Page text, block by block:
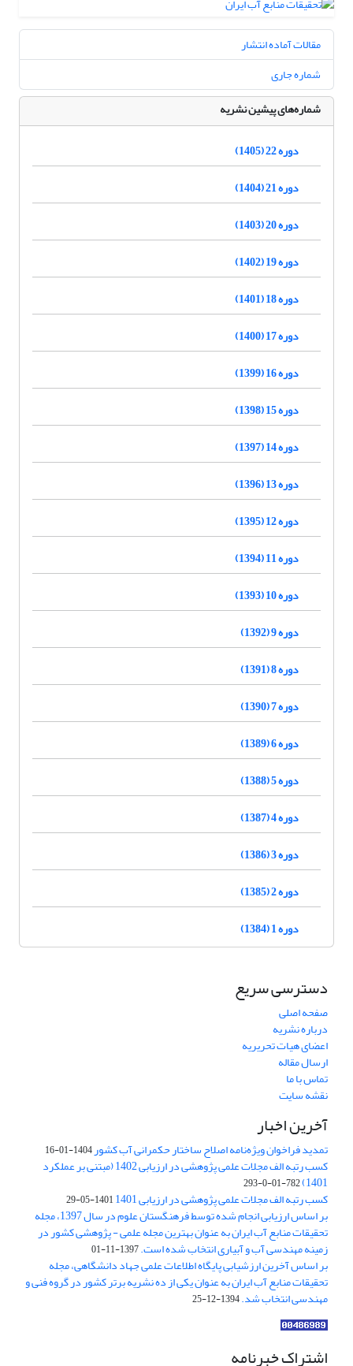
مقالات آماده انتشار
شماره جاری
شماره‌های پیشین نشریه
دوره 22 (1405)
دوره 21 (1404)
دوره 20 (1403)
دوره 19 (1402)
دوره 18 (1401)
دوره 17 (1400)
دوره 16 (1399)
دوره 15 (1398)
دوره 14 (1397)
دوره 13 (1396)
دوره 12 (1395)
دوره 11 (1394)
دوره 10 (1393)
دوره 9 (1392)
دوره 8 (1391)
دوره 7 (1390)
دوره 6 (1389)
دوره 5 (1388)
دوره 4 (1387)
دوره 3 (1386)
دوره 2 (1385)
دوره 1 (1384)
دسترسی سریع
صفحه اصلی
درباره نشریه
اعضای هیات تحریریه
ارسال مقاله
تماس با ما
نقشه سایت
آخرین اخبار
تمدید فراخوان ویژه‌نامه اصلاح ساختار حکمرانی آب کشور1404-01-16
کسب رتبه الف مجلات علمی پژوهشی در ارزیابی 1402 (مبتنی بر عملکرد
1401)
782-01-0-293
کسب رتبه الف مجلات علمی پژوهشی در ارزیابی 1401 1401-05-29
بر اساس ارزیابی انجام شده توسط فرهنگستان علوم در سال 1397، مجله
تحقیقات منابع آب ایران به عنوان بهترین مجله علمی - پژوهشی کشور در
زمینه مهندسی آب و آبیاری انتخاب شده است.1397-11-01
بر اساس آخرین ارزشیابی پایگاه اطلاعات علمی جهاد دانشگاهی، مجله
تحقیقات منابع آب ایران به عنوان یکی از ده نشریه برتر کشور در گروه فنی و
مهندسی انتخاب شد.1394-12-25
اشتراک خبرنامه